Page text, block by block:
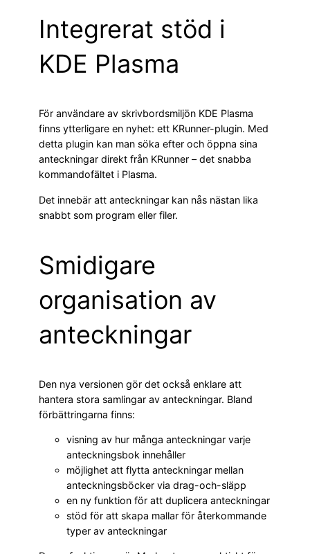
Integrerat stöd i
KDE Plasma
För användare av skrivbordsmiljön KDE Plasma
finns ytterligare en nyhet: ett KRunner-plugin. Med
detta plugin kan man söka efter och öppna sina
anteckningar direkt från KRunner – det snabba
kommandofältet i Plasma.
Det innebär att anteckningar kan nås nästan lika
snabbt som program eller filer.
Smidigare
organisation av
anteckningar
Den nya versionen gör det också enklare att
hantera stora samlingar av anteckningar. Bland
förbättringarna finns:
visning av hur många anteckningar varje
anteckningsbok innehåller
möjlighet att flytta anteckningar mellan
anteckningsböcker via drag-och-släpp
en ny funktion för att duplicera anteckningar
stöd för att skapa mallar för återkommande
typer av anteckningar